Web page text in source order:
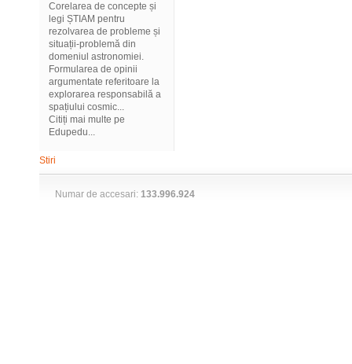
Corelarea de concepte și
legi ȘTIAM pentru
rezolvarea de probleme și
situații-problemă din
domeniul astronomiei.
Formularea de opinii
argumentate referitoare la
explorarea responsabilă a
spațiului cosmic...
Citiți mai multe pe
Edupedu...
Stiri
Numar de accesari: 133.996.924